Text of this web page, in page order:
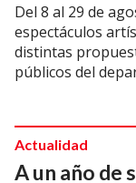
Del 8 al 29 de
espectáculos
distintas
públicos del
A un año de
Actualidad